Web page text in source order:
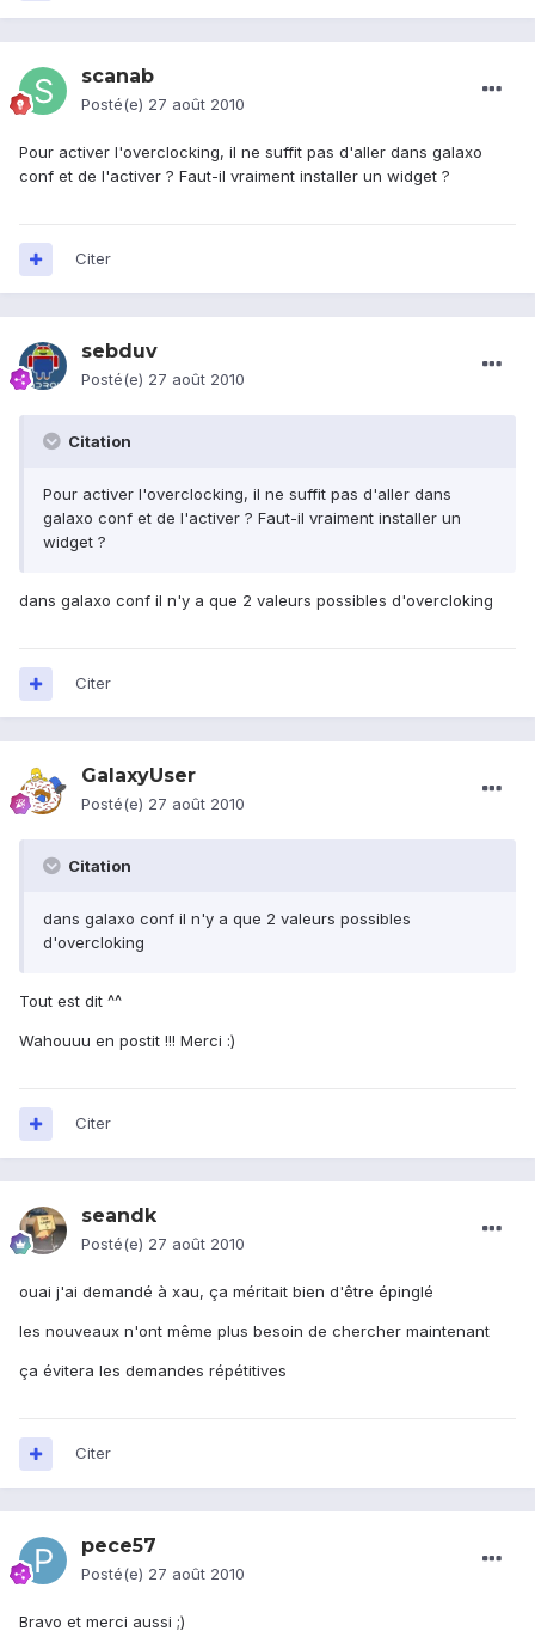
scanab
Posté(e) 27 août 2010
Pour activer l'overclocking, il ne suffit pas d'aller dans galaxo
conf et de l'activer ? Faut-il vraiment installer un widget ?
Citer
sebduv
Posté(e) 27 août 2010
Citation
Pour activer l'overclocking, il ne suffit pas d'aller dans
galaxo conf et de l'activer ? Faut-il vraiment installer un
widget ?
dans galaxo conf il n'y a que 2 valeurs possibles d'overcloking
Citer
GalaxyUser
Posté(e) 27 août 2010
Citation
dans galaxo conf il n'y a que 2 valeurs possibles
d'overcloking
Tout est dit ^^
Wahouuu en postit !!! Merci :)
Citer
seandk
Posté(e) 27 août 2010
ouai j'ai demandé à xau, ça méritait bien d'être épinglé
les nouveaux n'ont même plus besoin de chercher maintenant
ça évitera les demandes répétitives
Citer
pece57
Posté(e) 27 août 2010
Bravo et merci aussi ;)